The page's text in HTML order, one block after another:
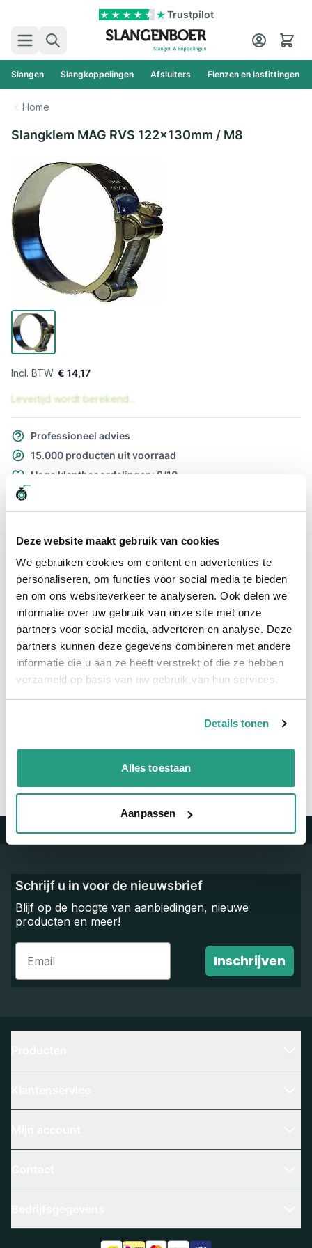
Deze website maakt gebruik van cookies
We gebruiken cookies om content en advertenties te
personaliseren, om functies voor social media te bieden
en om ons websiteverkeer te analyseren. Ook delen we
informatie over uw gebruik van onze site met onze
partners voor social media, adverteren en analyse. Deze
partners kunnen deze gegevens combineren met andere
informatie die u aan ze heeft verstrekt of die ze hebben
verzameld op basis van uw gebruik van hun services.
Details tonen
Alles toestaan
Aanpassen
Trustpilot
Zoek
Cart
Slangen Slangkoppelingen Afsluiters Flenzen en lasfittingen
Home
Slangklem MAG RVS 122x130mm / M8
€ 14,17
Levertijd wordt berekend...
Professioneel advies
15.000 producten uit voorraad
Hoge klantbeoordelingen: 9/10
Meer informatie
Maatvoering koppeling 122 x 130mm / M8
Materiaal RVS
We zijn beschikbaar van ma t/m vr van 08:00 tot 17:00 uur.
Trustpilot
Schrijf u in voor de nieuwsbrief
Blijf op de hoogte van aanbiedingen, nieuwe
producten en meer!
Email
Inschrijven